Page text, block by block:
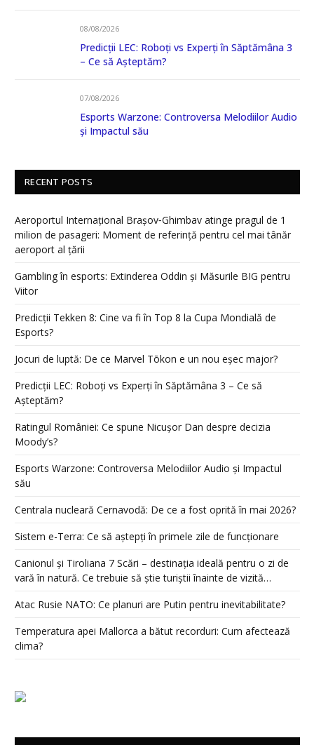
08/08/2026
Predicții LEC: Roboți vs Experți în Săptămâna 3
– Ce să Așteptăm?
07/08/2026
Esports Warzone: Controversa Melodiilor Audio
și Impactul său
RECENT POSTS
Aeroportul Internațional Brașov‑Ghimbav atinge pragul de 1
milion de pasageri: Moment de referință pentru cel mai tânăr
aeroport al țării
Gambling în esports: Extinderea Oddin și Măsurile BIG pentru
Viitor
Predicții Tekken 8: Cine va fi în Top 8 la Cupa Mondială de
Esports?
Jocuri de luptă: De ce Marvel Tōkon e un nou eșec major?
Predicții LEC: Roboți vs Experți în Săptămâna 3 – Ce să
Așteptăm?
Ratingul României: Ce spune Nicușor Dan despre decizia
Moody’s?
Esports Warzone: Controversa Melodiilor Audio și Impactul
său
Centrala nucleară Cernavodă: De ce a fost oprită în mai 2026?
Sistem e-Terra: Ce să aștepți în primele zile de funcționare
Canionul și Tiroliana 7 Scări – destinația ideală pentru o zi de
vară în natură. Ce trebuie să știe turiștii înainte de vizită…
Atac Rusie NATO: Ce planuri are Putin pentru inevitabilitate?
Temperatura apei Mallorca a bătut recorduri: Cum afectează
clima?